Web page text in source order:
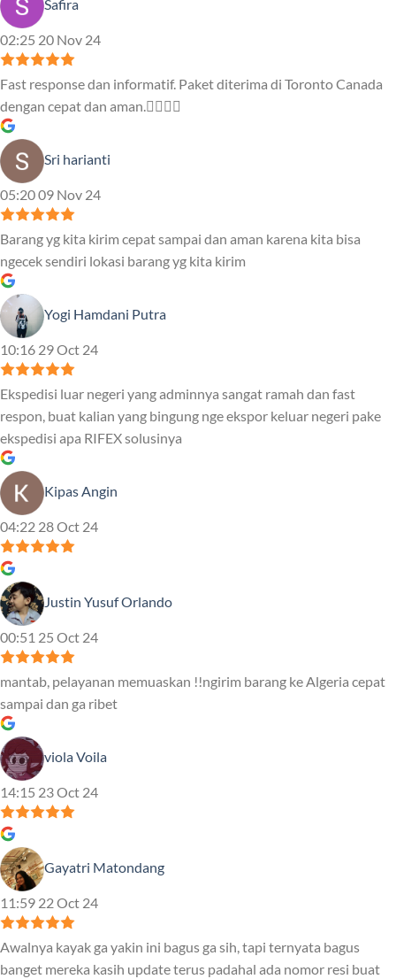
Safira
02:25 20 Nov 24
Fast response dan informatif. Paket diterima di Toronto Canada
dengan cepat dan aman.👍🏻👍🏻
Sri harianti
05:20 09 Nov 24
Barang yg kita kirim cepat sampai dan aman karena kita bisa
ngecek sendiri lokasi barang yg kita kirim
Yogi Hamdani Putra
10:16 29 Oct 24
Ekspedisi luar negeri yang adminnya sangat ramah dan fast
respon, buat kalian yang bingung nge ekspor keluar negeri pake
ekspedisi apa RIFEX solusinya
Kipas Angin
04:22 28 Oct 24
Justin Yusuf Orlando
00:51 25 Oct 24
mantab, pelayanan memuaskan !!ngirim barang ke Algeria cepat
sampai dan ga ribet
viola Voila
14:15 23 Oct 24
Gayatri Matondang
11:59 22 Oct 24
Awalnya kayak ga yakin ini bagus ga sih, tapi ternyata bagus
banget mereka kasih update terus padahal ada nomor resi buat